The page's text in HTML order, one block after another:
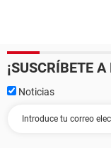
¡SUSCRÍBETE
Noticias